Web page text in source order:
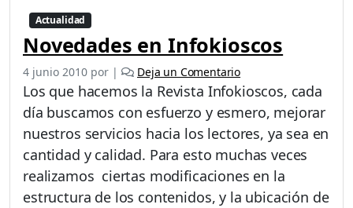
Actualidad
Novedades en Infokioscos
4 junio 2010 por | Deja un Comentario
Los que hacemos la Revista Infokioscos, cada
día buscamos con esfuerzo y esmero, mejorar
nuestros servicios hacia los lectores, ya sea en
cantidad y calidad. Para esto muchas veces
realizamos ciertas modificaciones en la
estructura de los contenidos, y la ubicación de